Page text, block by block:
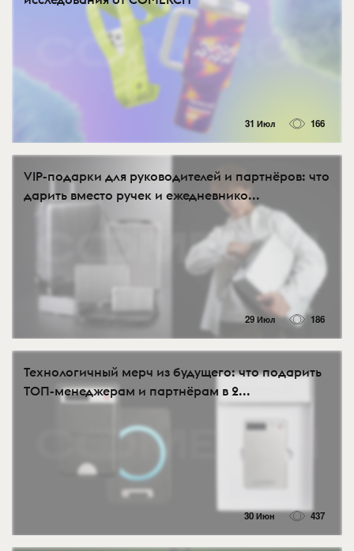
31 Июл 166
VIP-подарки для руководителей и партнёров: что
дарить вместо ручек и ежедневнико...
29 Июл 186
Технологичный мерч из будущего: что подарить
ТОП-менеджерам и партнёрам в 2...
30 Июн 437